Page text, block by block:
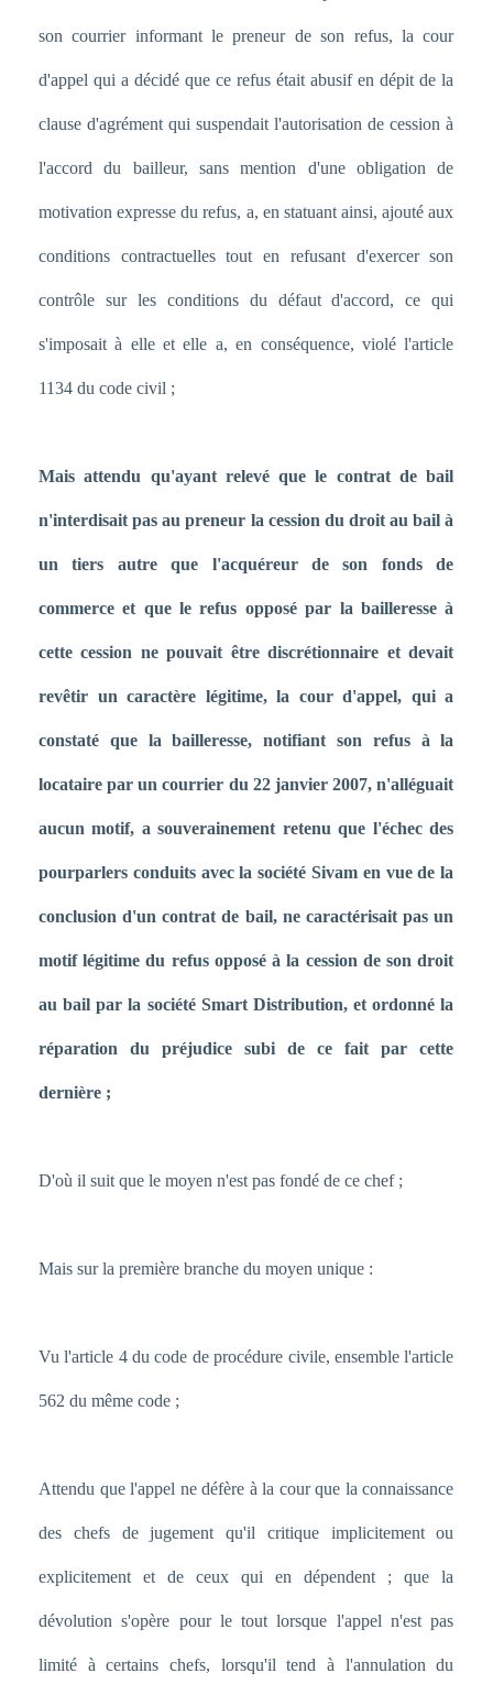
son courrier informant le preneur de son refus, la cour
d'appel qui a décidé que ce refus était abusif en dépit de la
clause d'agrément qui suspendait l'autorisation de cession à
l'accord du bailleur, sans mention d'une obligation de
motivation expresse du refus, a, en statuant ainsi, ajouté aux
conditions contractuelles tout en refusant d'exercer son
contrôle sur les conditions du défaut d'accord, ce qui
s'imposait à elle et elle a, en conséquence, violé l'article
1134 du code civil ;
Mais attendu qu'ayant relevé que le contrat de bail
n'interdisait pas au preneur la cession du droit au bail à
un tiers autre que l'acquéreur de son fonds de
commerce et que le refus opposé par la bailleresse à
cette cession ne pouvait être discrétionnaire et devait
revêtir un caractère légitime, la cour d'appel, qui a
constaté que la bailleresse, notifiant son refus à la
locataire par un courrier du 22 janvier 2007, n'alléguait
aucun motif, a souverainement retenu que l'échec des
pourparlers conduits avec la société Sivam en vue de la
conclusion d'un contrat de bail, ne caractérisait pas un
motif légitime du refus opposé à la cession de son droit
au bail par la société Smart Distribution, et ordonné la
réparation du préjudice subi de ce fait par cette
dernière ;
D'où il suit que le moyen n'est pas fondé de ce chef ;
Mais sur la première branche du moyen unique :
Vu l'article 4 du code de procédure civile, ensemble l'article
562 du même code ;
Attendu que l'appel ne défère à la cour que la connaissance
des chefs de jugement qu'il critique implicitement ou
explicitement et de ceux qui en dépendent ; que la
dévolution s'opère pour le tout lorsque l'appel n'est pas
limité à certains chefs, lorsqu'il tend à l'annulation du